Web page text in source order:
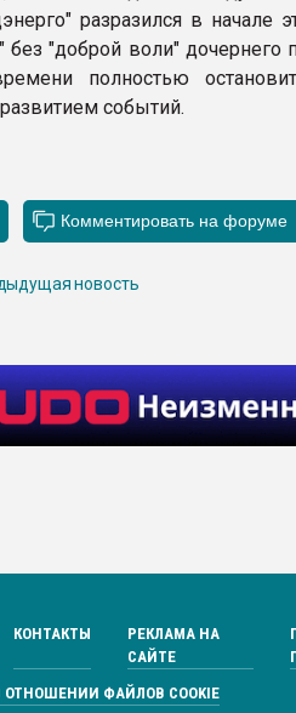
разразился в начале
без "доброй воли"
полностью
событий.
новость
КОНТАКТЫ
РЕКЛАМА НА
САЙТЕ
ФАЙЛОВ COOKIE